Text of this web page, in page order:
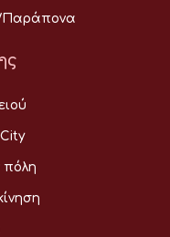
Παράπονα
πόλη